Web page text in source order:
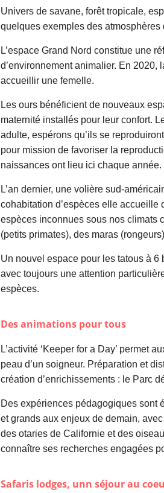
Univers de savane, forêt tropicale,
quelques exemples des
L’espace Grand Nord constitue une
d’environnement animalier. En 2020,
accueillir une femelle.
Les ours bénéficient de nouveaux
maternité installés pour leur confort.
adulte, espérons qu’ils se
pour mission de favoriser la
naissances ont lieu ici chaque année.
L’an dernier, une volière sud-
cohabitation d’espèces elle
espèces inconnues sous nos climats
(petits primates), des maras
Un nouvel espace pour les tatous à
avec toujours une attention
espèces.
Des animations pour tous
L’activité ‘Keeper for a Day’ permet
peau d’un soigneur. Préparation et
création d’enrichissements : le Parc
Des expériences pédagogiques
et grands aux enjeux de demain,
des otaries de Californie et des
connaître ses recherches engagées
Safaris lodges, unn séjour au